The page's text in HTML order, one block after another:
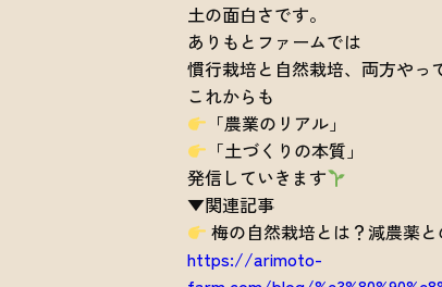
土の面白さです。
ありもとファームでは
慣行栽培と自然栽培、両方やっ
これからも
「農業のリアル」
「土づくりの本質」
発信していきます
▼関連記事
梅の自然栽培とは？減農薬
https://arimoto-